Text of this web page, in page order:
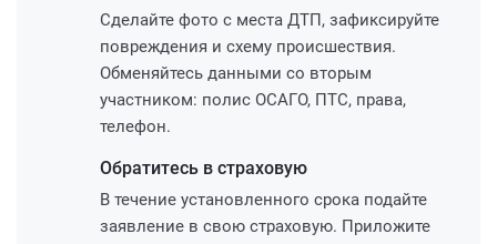
Сделайте фото с места ДТП, зафиксируйте
повреждения и схему происшествия.
Обменяйтесь данными со вторым
участником: полис ОСАГО, ПТС, права,
телефон.
Обратитесь в страховую
В течение установленного срока подайте
заявление в свою страховую. Приложите